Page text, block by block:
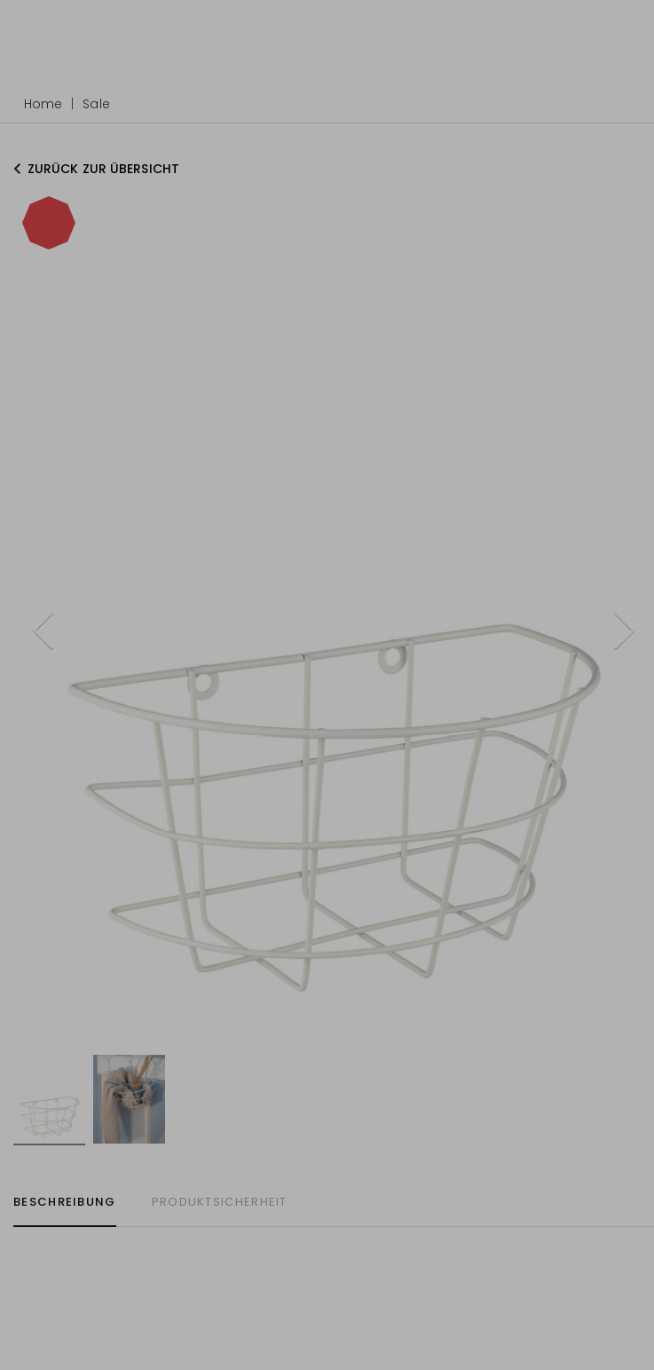
Home Sale
ZURÜCK ZUR ÜBERSICHT
BESCHREIBUNG PRODUKTSICHERHEIT